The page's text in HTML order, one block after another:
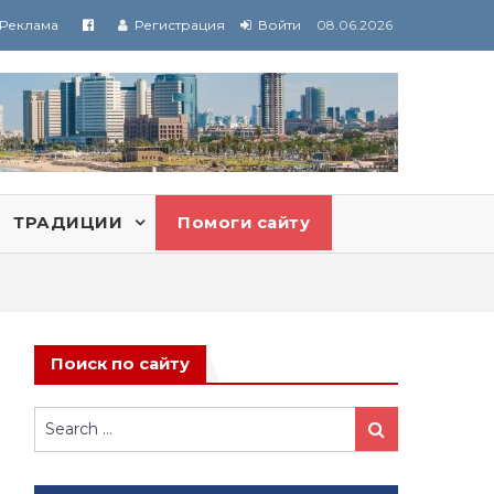
Реклама Регистрация Войти 08.06.2026
ТРАДИЦИИ Помоги сайту
Поиск по сайту
Search
for:
Search